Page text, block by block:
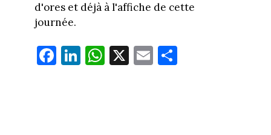
d'ores et déjà à l'affiche de cette
journée.
Fa
ce
Li
nk
W
ha
X E
m
Pa